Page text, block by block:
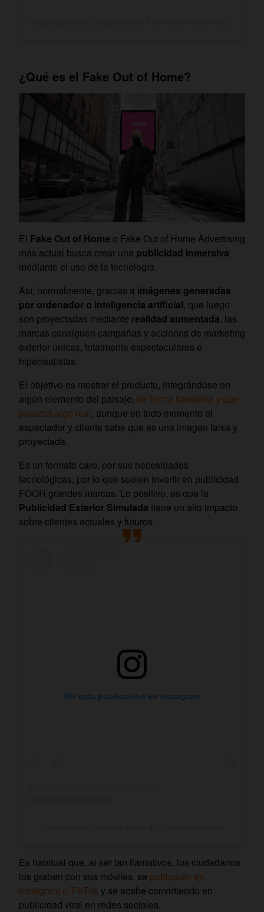
¿Qué es el Fake Out of Home?
El Fake Out of Home o Fake Out of Home Advertising
más actual busca crear una publicidad inmersiva
mediante el uso de la tecnología.
Así, normalmente, gracias a imágenes generadas
por ordenador o inteligencia artificial, que luego
son proyectadas mediante realidad aumentada, las
marcas consiguen campañas y acciones de marketing
exterior únicas, totalmente espectaculares e
hiperrealistas.
El objetivo es mostrar el producto, integrándose en
algún elemento del paisaje, de forma llamativa y que
parezca algo real; aunque en todo momento el
espectador y cliente sabe que es una imagen falsa y
proyectada.
Es un formato caro, por sus necesidades
tecnológicas, por lo que suelen invertir en publicidad
FOOH grandes marcas. Lo positivo, es que la
Publicidad Exterior Simulada tiene un alto impacto
sobre clientes actuales y futuros.
Ver esta publicación en Instagram
Es habitual que, al ser tan llamativos, los ciudadanos
los graben con sus móviles, se publiquen en
Instagram o TikTok y se acabe convirtiendo en
publicidad viral en redes sociales.